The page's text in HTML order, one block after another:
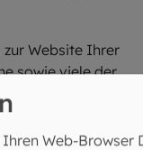
zur Website Ihrer
sowie viele der
früheren
werden sie in
Web-Browser